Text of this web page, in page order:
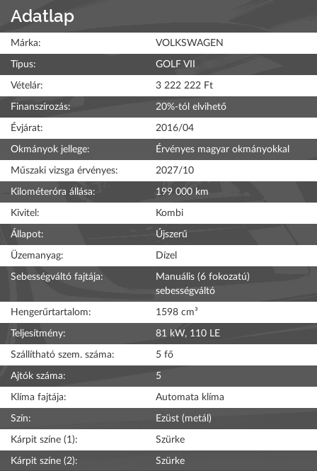
Adatlap
Márka: VOLKSWAGEN
Típus: GOLF VII
Vételár: 3 222 222 Ft
Finanszírozás: 20%-tól elvihető
Évjárat: 2016/04
Okmányok jellege: Érvényes magyar okmányokkal
Műszaki vizsga érvényes: 2027/10
Kilométeróra állása: 199 000 km
Kivitel: Kombi
Állapot: Újszerű
Üzemanyag: Dízel
Sebességváltó fajtája:
Manuális (6 fokozatú)
sebességváltó
Hengerűrtartalom: 1598 cm³
Teljesítmény: 81 kW, 110 LE
Szállítható szem. száma: 5 fő
Ajtók száma: 5
Klíma fajtája: Automata klíma
Szín: Ezüst (metál)
Kárpit színe (1): Szürke
Kárpit színe (2): Szürke